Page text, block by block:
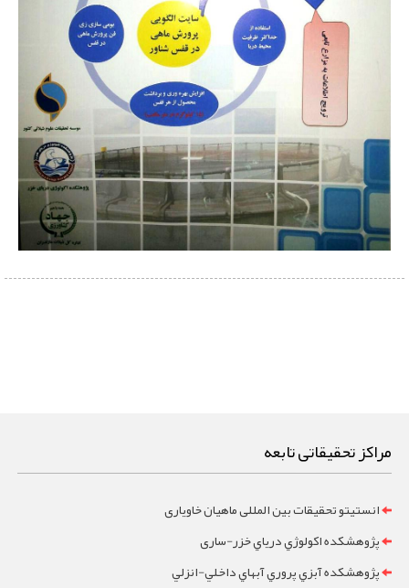
مراکز تحقیقاتی تابعه
انستیتو تحقیقات بین المللی ماهیان خاویاری
پژوهشکده اکولوژي درياي خزر-ساری
پژوهشکده آبزي پروري آبهاي داخلي-انزلي